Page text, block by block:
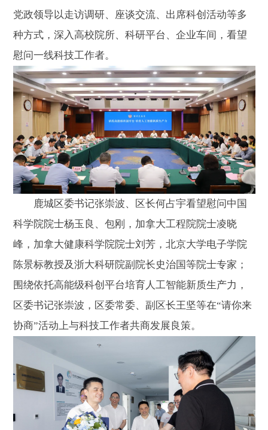
党政领导以走访调研、座谈交流、出席科创活动等多
种方式，深入高校院所、科研平台、企业车间，看望
慰问一线科技工作者。
鹿城区委书记张崇波、区长何占宇看望慰问中国
科学院院士杨玉良、包刚，加拿大工程院院士凌晓
峰，加拿大健康科学院院士刘芳，北京大学电子学院
陈景标教授及浙大科研院副院长史治国等院士专家；
围绕依托高能级科创平台培育人工智能新质生产力，
区委书记张崇波，区委常委、副区长王坚等在“请你来
协商”活动上与科技工作者共商发展良策。